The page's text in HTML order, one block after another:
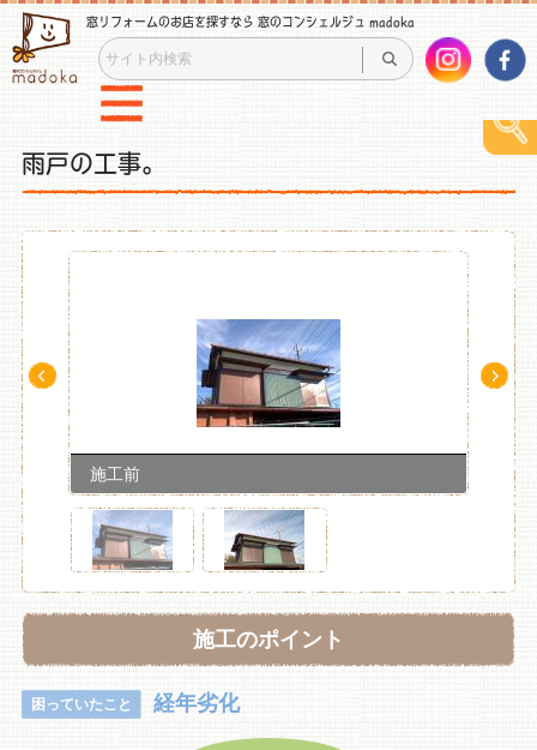
窓リフォームのお店を探すなら 窓のコンシェルジュ madoka
雨戸の工事。
施工前
施工のポイント
困っていたこと 経年劣化